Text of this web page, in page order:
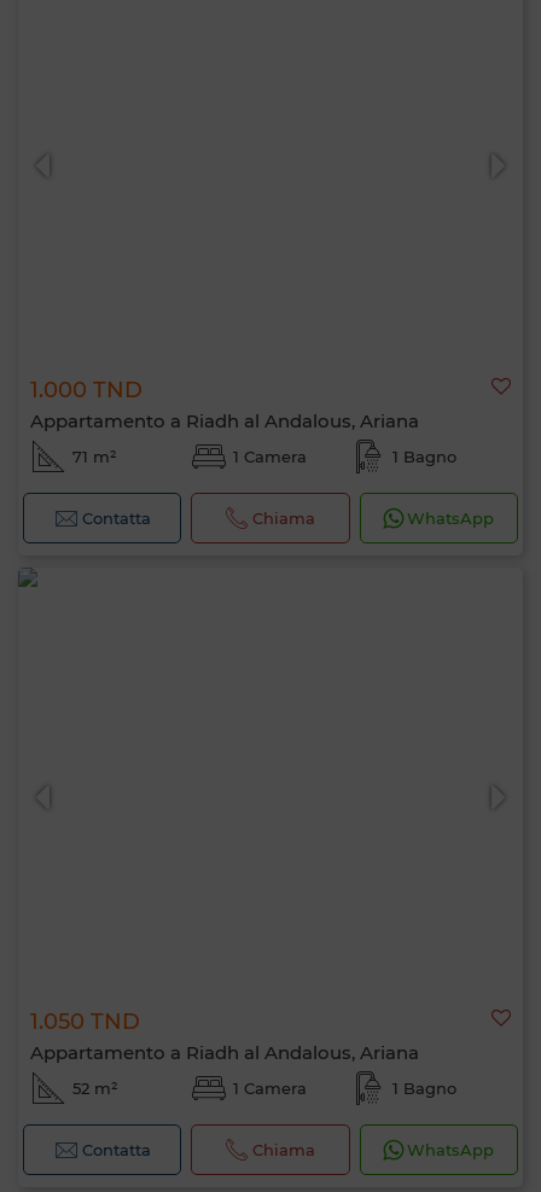
1.000 TND
Appartamento a Riadh al Andalous, Ariana
71 m² 1 Camera 1 Bagno
Contatta Chiama WhatsApp
1.050 TND
Appartamento a Riadh al Andalous, Ariana
52 m² 1 Camera 1 Bagno
Contatta Chiama WhatsApp